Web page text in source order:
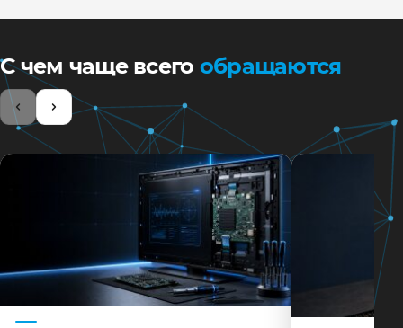
С чем чаще всего обращаются